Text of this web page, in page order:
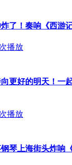
了！奏响《西游
播放
更好的明天！一
播放
琴上海街头炸响